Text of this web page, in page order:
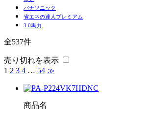
パナソニック
省エネの達人プレミアム
3.0馬力
全537件
売り切れを表示
1 2 3 4 … 54 ≫
商品名